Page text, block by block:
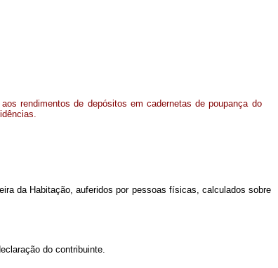
rendimentos de depósitos em cadernetas de poupança do
da Habitação, auferidos por pessoas físicas, calculados sobre
do contribuinte.